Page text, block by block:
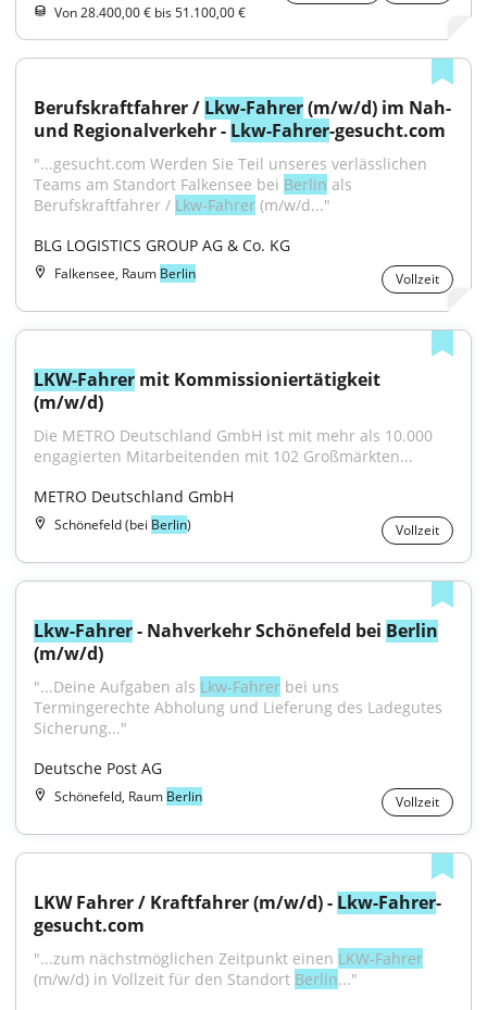
Von 28.400,00 € bis 51.100,00 €
Berufskraftfahrer / Lkw-Fahrer (m/w/d) im Nah-
und Regionalverkehr - Lkw-Fahrer-gesucht.com
"...gesucht.com Werden Sie Teil unseres verlässlichen
Teams am Standort Falkensee bei Berlin als
Berufskraftfahrer / Lkw-Fahrer (m/w/d..."
BLG LOGISTICS GROUP AG & Co. KG
Falkensee, Raum Berlin Vollzeit
LKW-Fahrer mit Kommissioniertätigkeit
(m/w/d)
Die METRO Deutschland GmbH ist mit mehr als 10.000
engagierten Mitarbeitenden mit 102 Großmärkten...
METRO Deutschland GmbH
Schönefeld (bei Berlin) Vollzeit
Lkw-Fahrer - Nahverkehr Schönefeld bei Berlin
(m/w/d)
"...Deine Aufgaben als Lkw-Fahrer bei uns
Termingerechte Abholung und Lieferung des Ladegutes
Sicherung..."
Deutsche Post AG
Schönefeld, Raum Berlin Vollzeit
LKW Fahrer / Kraftfahrer (m/w/d) - Lkw-Fahrer-
gesucht.com
"...zum nächstmöglichen Zeitpunkt einen LKW-Fahrer
(m/w/d) in Vollzeit für den Standort Berlin..."